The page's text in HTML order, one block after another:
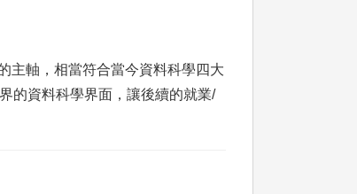
主軸，相當符合當今資料科學四大
的資料科學界面，讓後續的就業/